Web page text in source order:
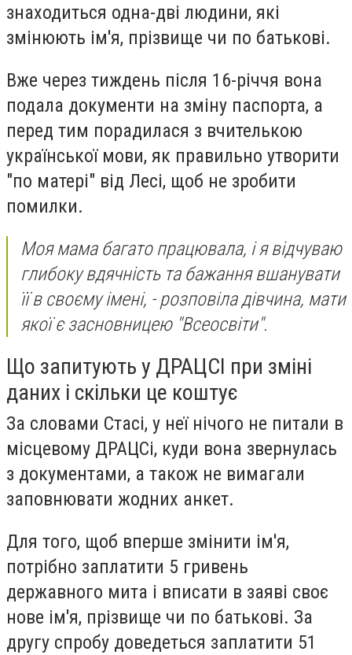
знаходиться одна-дві людини, які
змінюють ім'я, прізвище чи по батькові.
Вже через тиждень після 16-річчя вона
подала документи на зміну паспорта, а
перед тим порадилася з вчителькою
української мови, як правильно утворити
"по матері" від Лесі, щоб не зробити
помилки.
Моя мама багато працювала, і я відчуваю
глибоку вдячність та бажання вшанувати
її в своєму імені, - розповіла дівчина, мати
якої є засновницею "Всеосвіти".
Що запитують у ДРАЦСІ при зміні
даних і скільки це коштує
За словами Стасі, у неї нічого не питали в
місцевому ДРАЦСі, куди вона звернулась
з документами, а також не вимагали
заповнювати жодних анкет.
Для того, щоб вперше змінити ім'я,
потрібно заплатити 5 гривень
державного мита і вписати в заяві своє
нове ім'я, прізвище чи по батькові. За
другу спробу доведеться заплатити 51